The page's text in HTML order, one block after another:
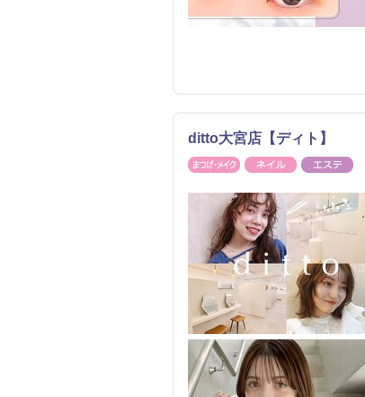
ditto大宮店【ディト】
まつげ・メイクネイル